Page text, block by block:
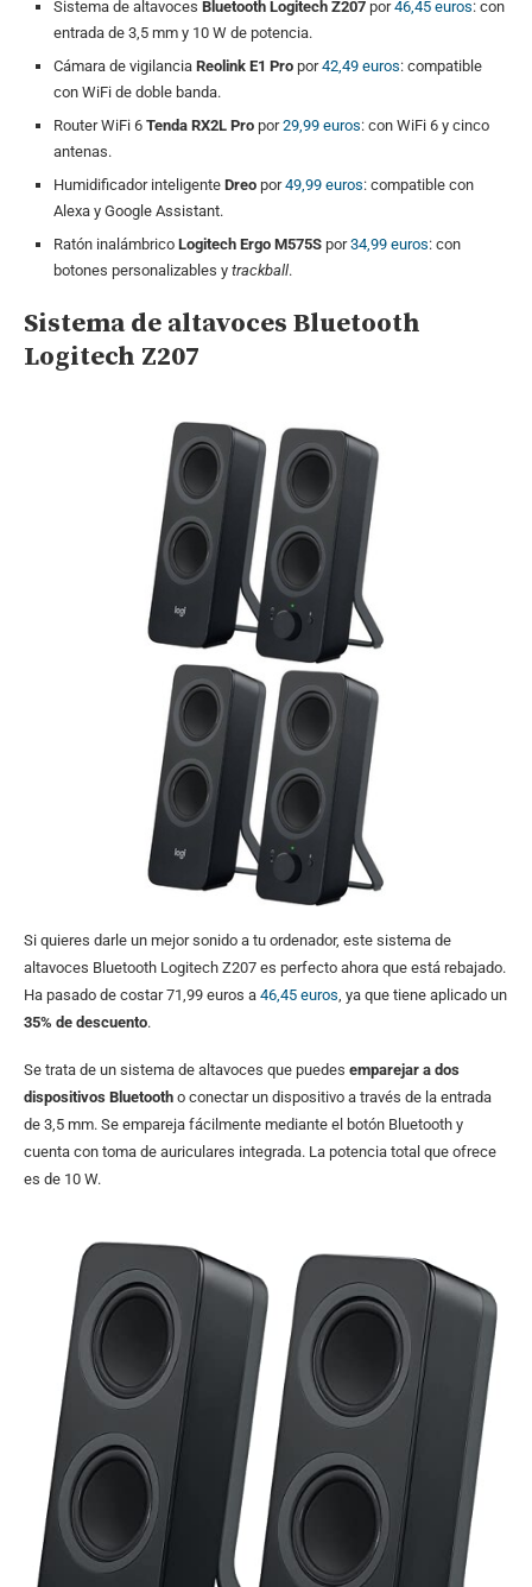
Sistema de altavoces Bluetooth Logitech Z207 por46,45 euros: con
entrada de 3,5 mm y 10 W de potencia.
Cámara de vigilancia Reolink E1 Pro por42,49 euros: compatible
con WiFi de doble banda.
Router WiFi 6 Tenda RX2L Pro por29,99 euros: con WiFi 6 y cinco
antenas.
Humidificador inteligente Dreo por49,99 euros: compatible con
Alexa y Google Assistant.
Ratón inalámbrico Logitech Ergo M575S por34,99 euros: con
botones personalizables y trackball.
Sistema de altavoces Bluetooth
Logitech Z207
Si quieres darle un mejor sonido a tu ordenador, este sistema de
altavoces Bluetooth Logitech Z207 es perfecto ahora que está rebajado.
Ha pasado de costar 71,99 euros a 46,45 euros , ya que tiene aplicado un
35% de descuento.
Se trata de un sistema de altavoces que puedes emparejar a dos
dispositivos Bluetooth o conectar un dispositivo a través de la entrada
de 3,5 mm. Se empareja fácilmente mediante el botón Bluetooth y
cuenta con toma de auriculares integrada. La potencia total que ofrece
es de 10 W.